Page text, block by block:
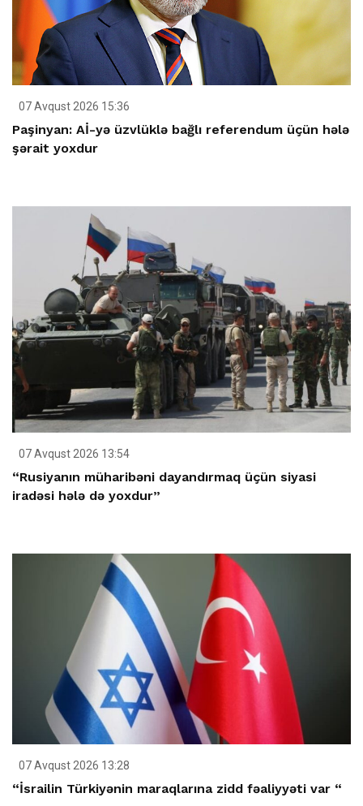
07 Avqust 2026 15:36
Paşinyan: Aİ-yə üzvlüklə bağlı referendum üçün hələ
şərait yoxdur
07 Avqust 2026 13:54
“Rusiyanın müharibəni dayandırmaq üçün siyasi
iradəsi hələ də yoxdur”
07 Avqust 2026 13:28
“İsrailin Türkiyənin maraqlarına zidd fəaliyyəti var “